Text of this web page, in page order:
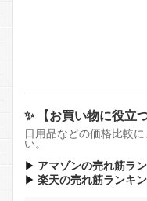
✨ 【お買い物に役立
日用品などの価格比較
い。
▶ アマゾンの売れ筋ラ
▶ 楽天の売れ筋ランキ